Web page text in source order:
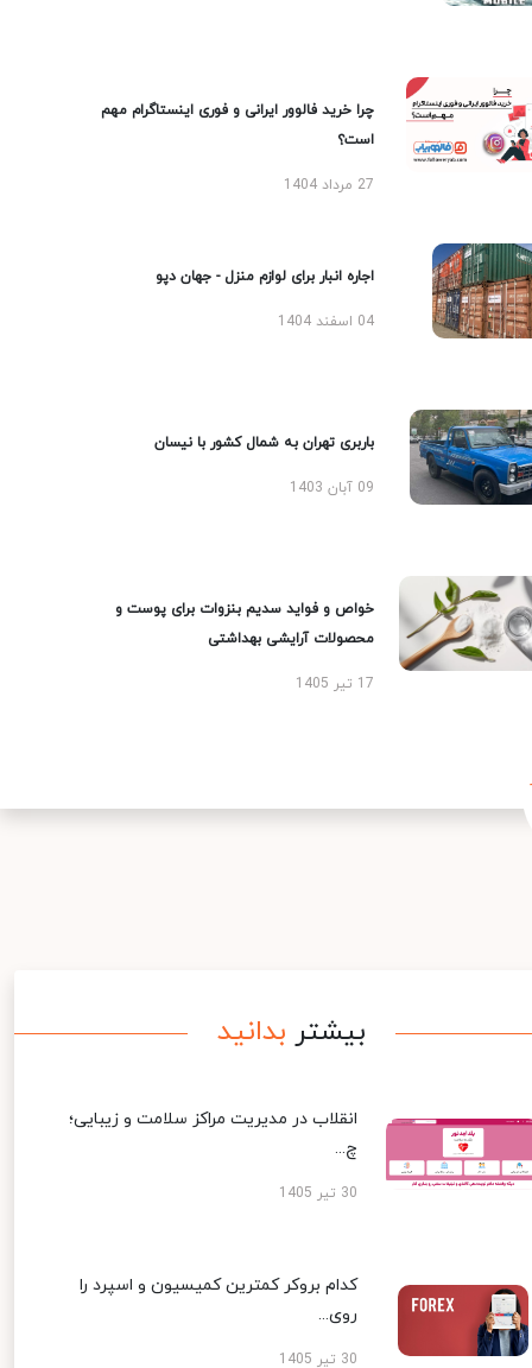
چرا خرید فالوور ایرانی و فوری اینستاگرام مهم
است؟
27 مرداد 1404
اجاره انبار برای لوازم منزل - جهان دپو
04 اسفند 1404
باربری تهران به شمال کشور با نیسان
09 آبان 1403
خواص و فواید سدیم بنزوات برای پوست و
محصولات آرایشی بهداشتی
17 تیر 1405
بیشتر بدانید
انقلاب در مدیریت مراکز سلامت و زیبایی؛
چ...
30 تیر 1405
کدام بروکر کمترین کمیسیون و اسپرد را
روی...
30 تیر 1405